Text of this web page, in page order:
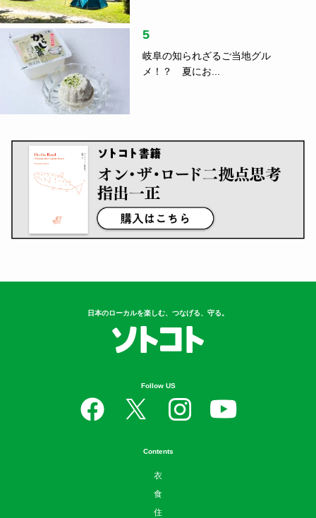
5
岐阜の知られざるご当地グル
メ！？ 夏にお...
日本のローカルを楽しむ、つなげる、守る。
Follow US
Contents
衣
食
住